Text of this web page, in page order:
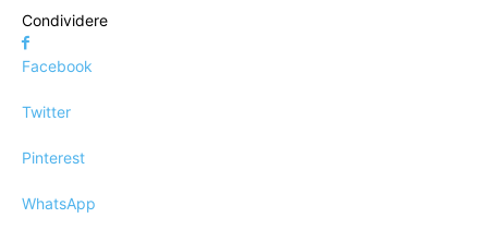
Condividere
Facebook
Twitter
Pinterest
WhatsApp